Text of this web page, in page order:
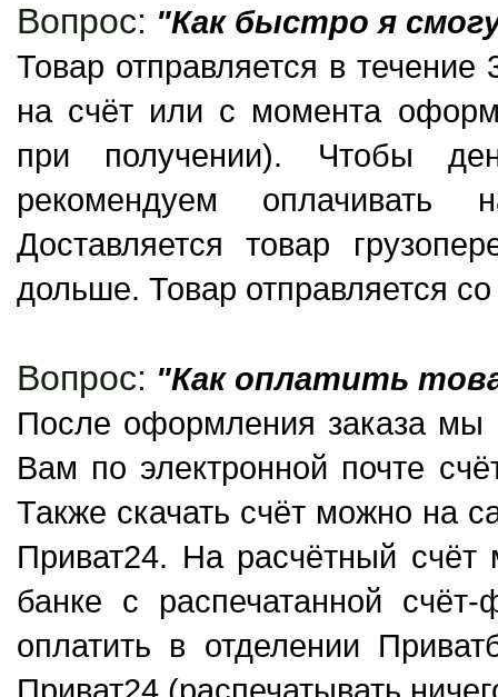
Вопрос: "Как быстро я
Товар отправляется в
на счёт или с момента
при получении). Чтобы
рекомендуем оплачивать
Доставляется товар
дольше. Товар отправляется
Вопрос: "Как оплатить
После оформления заказа мы
Вам по электронной почте
Также скачать счёт можно на
Приват24. На расчётный
банке с распечатанной
оплатить в отделении